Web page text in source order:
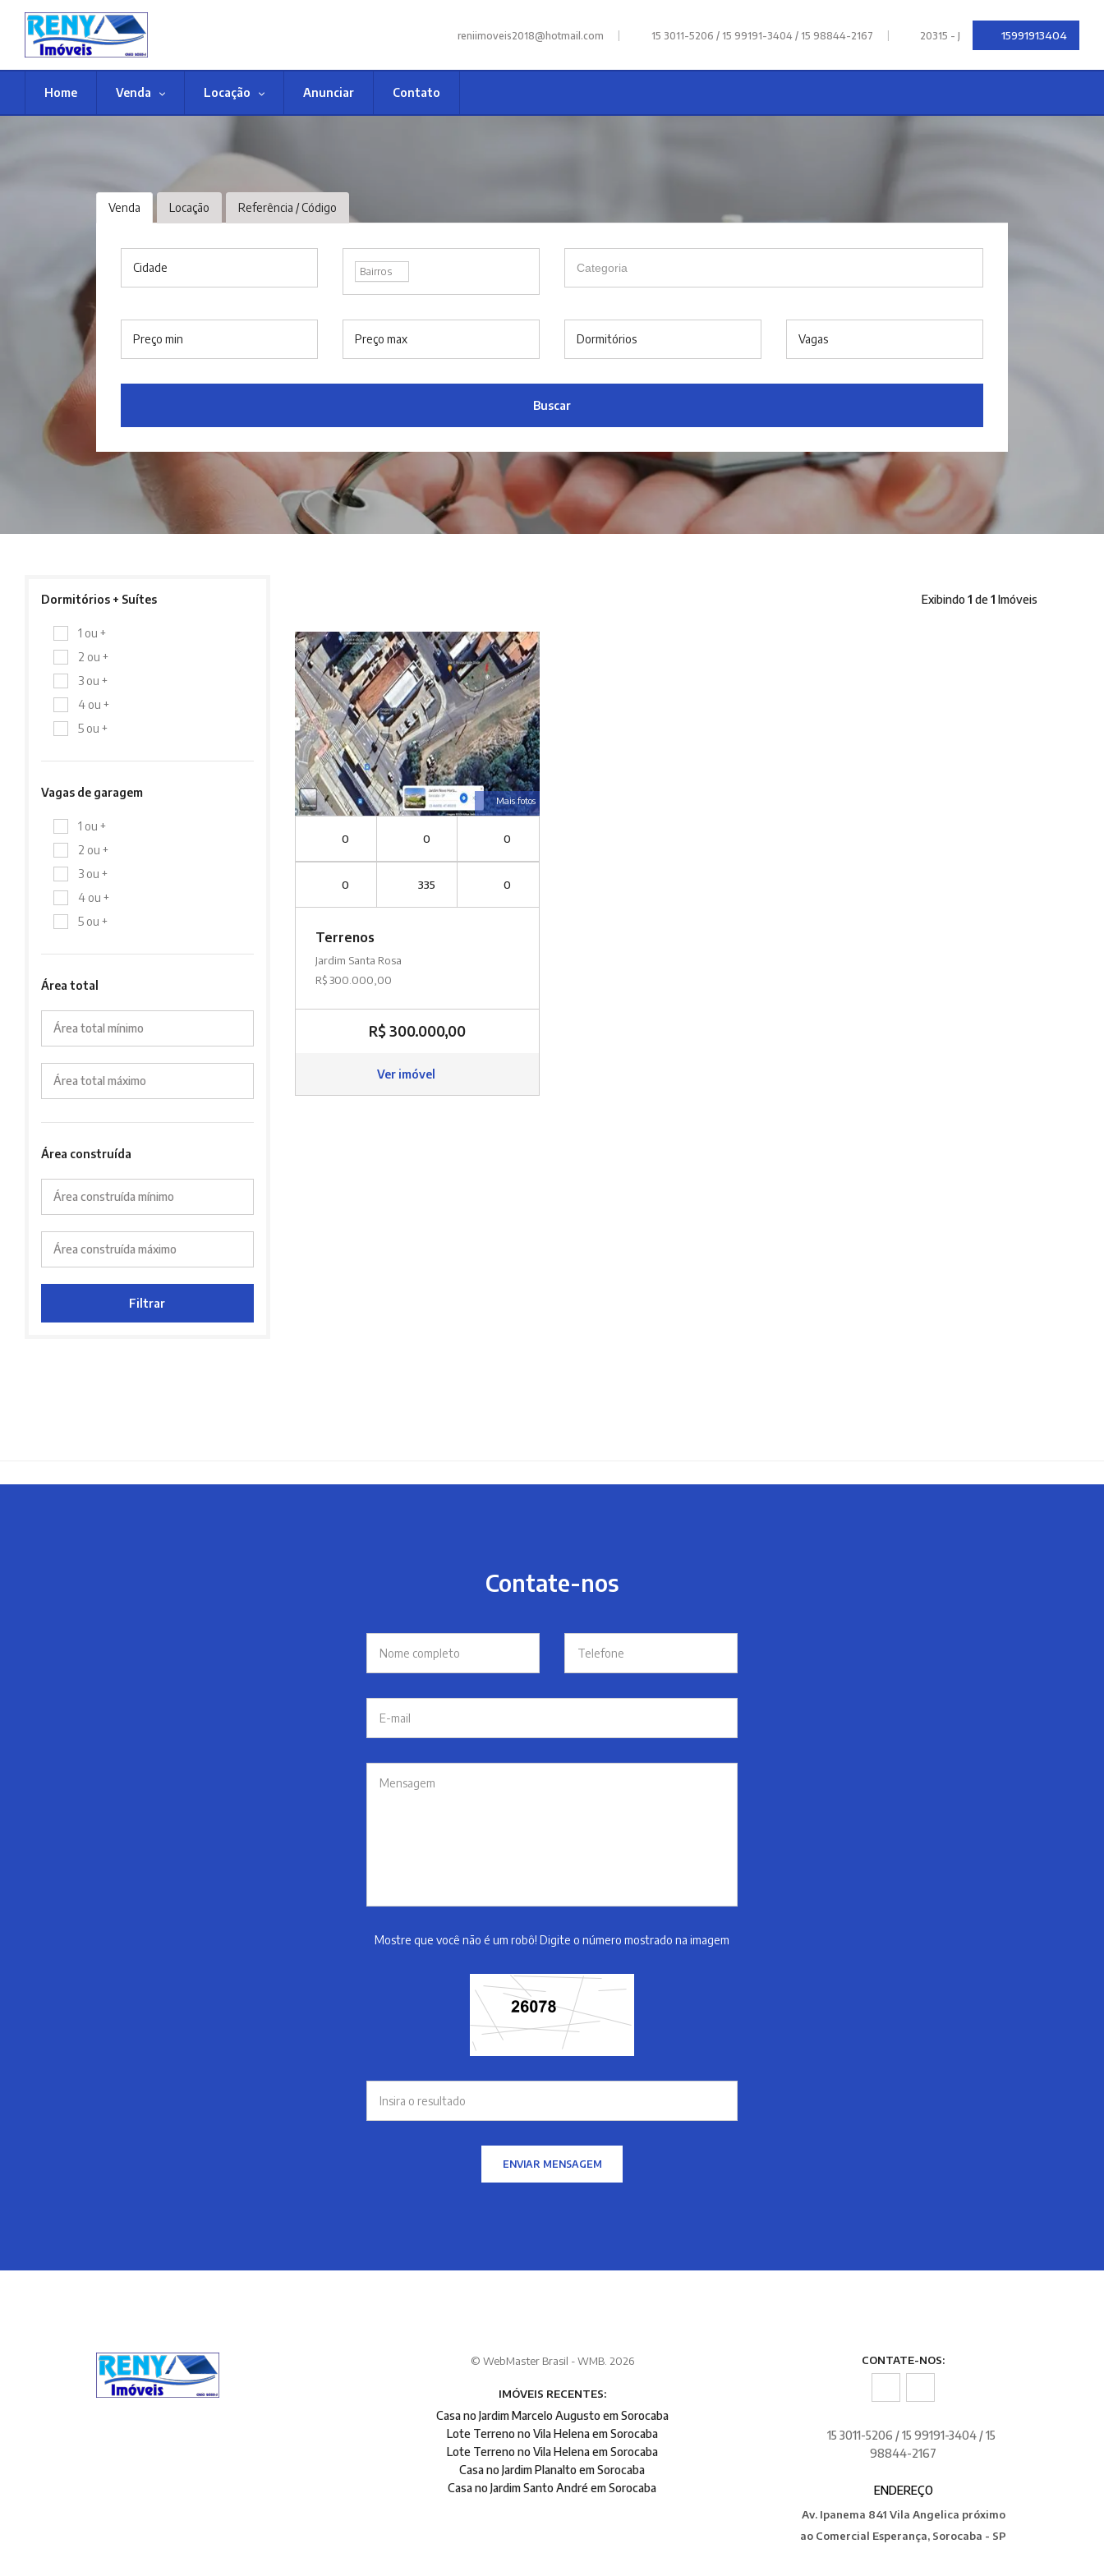
reniimoveis2018@hotmail.com | 15 3011-5206 / 15 99191-3404 / 15 98844-2167 | 20315 - J 15991913404
Home Venda Locação Anunciar Contato
Venda Locação Referência / Código
Cidade Bairros
Preço min Preço max Dormitórios Vagas
Buscar
Exibindo 1 de1 Imóveis
Mais fotos
0 0 0
0 335 0
Terrenos
Jardim Santa Rosa
R$ 300.000,00
R$ 300.000,00
Ver imóvel
Dormitórios + Suítes
1 ou +
2 ou +
3 ou +
4 ou +
5 ou +
Vagas de garagem
1 ou +
2 ou +
3 ou +
4 ou +
5 ou +
Área total
Área total mínimo
Área total máximo
Área construída
Área construída mínimo
Área construída máximo
Filtrar
Contate-nos
Mostre que você não é um robô! Digite o número mostrado na imagem
ENVIAR MENSAGEM
© WebMaster Brasil - WMB. 2026
IMÓVEIS RECENTES:
Casa no Jardim Marcelo Augusto em Sorocaba
Lote Terreno no Vila Helena em Sorocaba
Lote Terreno no Vila Helena em Sorocaba
Casa no Jardim Planalto em Sorocaba
Casa no Jardim Santo André em Sorocaba
CONTATE-NOS:
15 3011-5206 / 15 99191-3404 / 15
98844-2167
ENDEREÇO
Av. Ipanema 841 Vila Angelica próximo
ao Comercial Esperança, Sorocaba - SP